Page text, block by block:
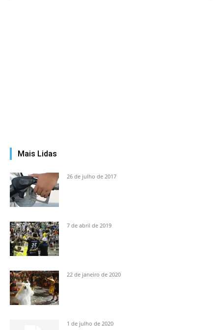
Mais Lidas
26 de julho de 2017
7 de abril de 2019
22 de janeiro de 2020
1 de julho de 2020